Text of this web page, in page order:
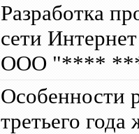
Разработка
сети
ООО "****
Особенности
третьего года